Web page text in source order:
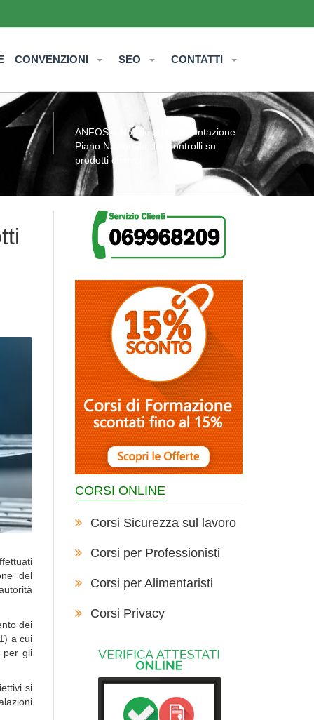
CONVENZIONI SEO CONTATTI
ANFOS» Notizie» Rendicontazione
Piano Nazionale dei Controlli su
prodotti chimici
del
dei
a cui
per gli
si
CORSI ONLINE
Corsi Sicurezza sul lavoro
Corsi per Professionisti
Corsi per Alimentaristi
Corsi Privacy